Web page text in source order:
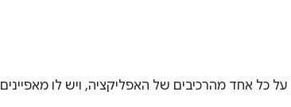
כל אחד מהרכיבים של האפליקציה, ויש לו מאפיינים